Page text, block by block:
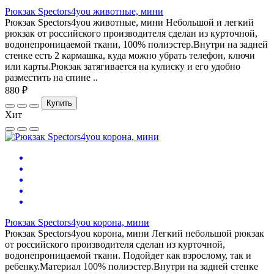
Рюкзак Spectors4you животные, мини
Рюкзак Spectors4you животные, мини Небольшой и легкий
рюкзак от российского производителя сделан из курточной,
водонепроницаемой ткани, 100% полиэстер.Внутри на задней
стенке есть 2 кармашка, куда можно убрать телефон, ключи
или карты.Рюкзак затягивается на кулиску и его удобно
разместить на спине ..
880 ₽
Купить
Хит
Рюкзак Spectors4you корона, мини
Рюкзак Spectors4you корона, мини Легкий небольшой рюкзак
от российского производителя сделан из курточной,
водонепроницаемой ткани. Подойдет как взрослому, так и
ребенку.Материал 100% полиэстер.Внутри на задней стенке